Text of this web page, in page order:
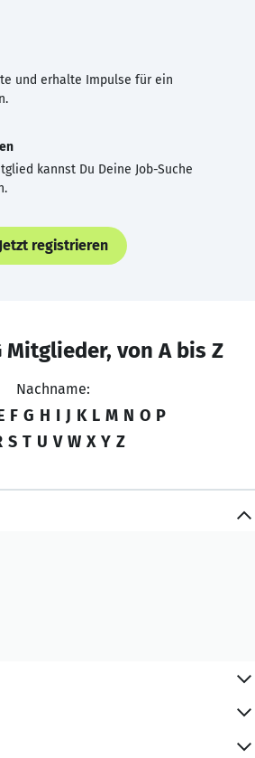
und erhalte Impulse für ein
kannst Du Deine Job-Suche
Jetzt registrieren
Mitglieder, von A bis Z
Nachname:
F G H I J K L M N O P
S T U V W X Y Z